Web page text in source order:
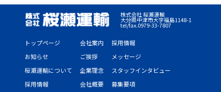
株式会社 桜瀬運輸
大分県中津市大字福島1148-1
tel/fax.0979-33-7807
トップページ
お知らせ
桜瀬運輸について
採用情報
会社案内
ご挨拶
企業理念
会社概要
採用情報
メッセージ
スタッフインタビュー
募集要項